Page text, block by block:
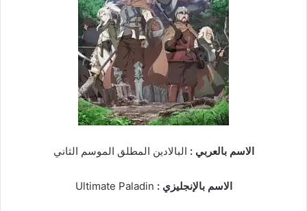
الاسم بالعربي : البالادين المطلق الموسم الثاني
الاسم بالإنجليزي :